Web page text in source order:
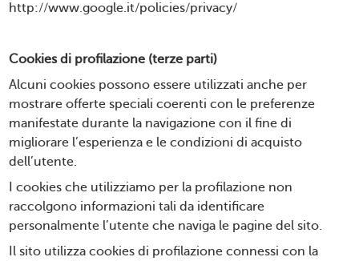
http://www.google.it/policies/privacy/
Cookies di profilazione (terze parti)
Alcuni cookies possono essere utilizzati anche per
mostrare offerte speciali coerenti con le preferenze
manifestate durante la navigazione con il fine di
migliorare l’esperienza e le condizioni di acquisto
dell’utente.
I cookies che utilizziamo per la profilazione non
raccolgono informazioni tali da identificare
personalmente l’utente che naviga le pagine del sito.
Il sito utilizza cookies di profilazione connessi con la